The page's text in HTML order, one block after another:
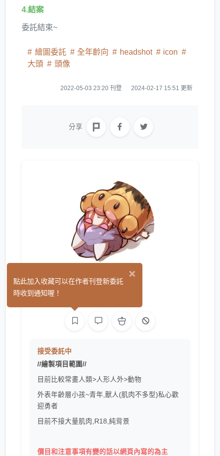
4.結案
委託結束~
繪圖委託 全年齡向 headshot
icon
大頭
頭像
2022-05-03 23:20 刊登 2024-02-17 15:51 更新
分享
鳥魔鳥
接受委託中
//繪製項目範圍//
目前比較常畫人類>人形人外>動物
外表年齡層小孩~青年,獸人(肌肉不多型)私心歡
迎勇者
目前不接大量肌肉,R18,純背景
價目和注意事項有變的話以網頁內寫的為主
×
點此加入收藏可以在作者刊登新委託
時收到通知喔！